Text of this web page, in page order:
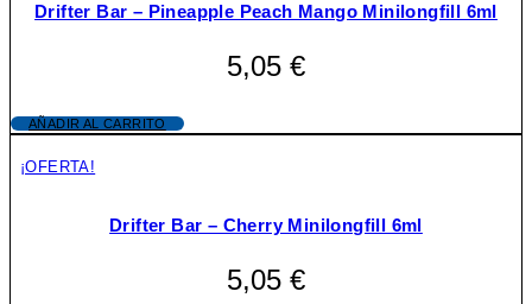
Drifter Bar – Pineapple Peach Mango Minilongfill 6ml
5,05 €
AÑADIR AL CARRITO
¡OFERTA!
Drifter Bar – Cherry Minilongfill 6ml
5,05 €